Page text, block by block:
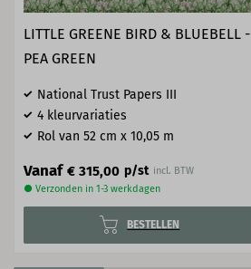
LITTLE GREENE BIRD & BLUEBELL -
PEA GREEN
National Trust Papers III
4 kleurvariaties
Rol van 52 cm x 10,05 m
Vanaf € 315,00 p/st incl. BTW
● Verzonden in 1-3 werkdagen
BESTELLEN